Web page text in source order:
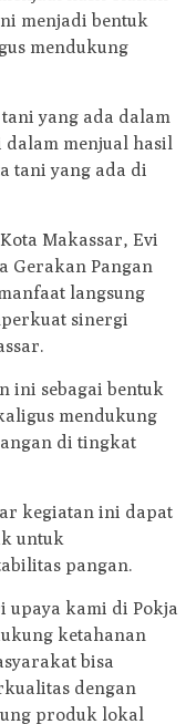
menjadi bentuk
mendukung
yang ada dalam
menjual hasil
tani yang ada di
Makassar, Evi
Gerakan Pangan
langsung
sinergi
ini sebagai bentuk
mendukung
di tingkat
kegiatan ini dapat
untuk
pangan.
upaya kami di Pokja
ketahanan
bisa
dengan
produk lokal